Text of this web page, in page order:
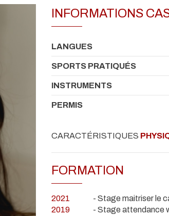
INFORMATIONS
LANGUES
SPORTS PRATIQUÉS
INSTRUMENTS
PERMIS
CARACTÉRISTIQUES
FORMATION
2021
- Stage maitriser le
2019
- Stage attendance